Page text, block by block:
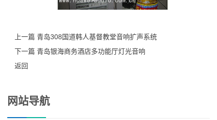
上一篇 青岛308国道韩人基督教堂音响扩声系统
下一篇 青岛银海商务酒店多功能厅灯光音响
返回
网站导航